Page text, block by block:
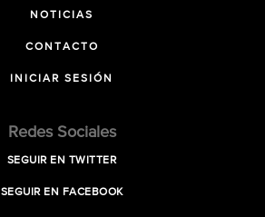
NOTICIAS
CONTACTO
INICIAR SESIÓN
Redes Sociales
SEGUIR EN TWITTER
SEGUIR EN FACEBOOK